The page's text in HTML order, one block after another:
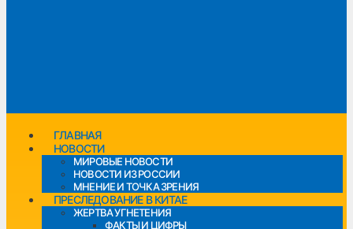
ГЛАВНАЯ
НОВОСТИ
МИРОВЫЕ НОВОСТИ
НОВОСТИ ИЗ РОССИИ
МНЕНИЕ И ТОЧКА ЗРЕНИЯ
ПРЕСЛЕДОВАНИЕ В КИТАЕ
ЖЕРТВА УГНЕТЕНИЯ
ФАКТЫ И ЦИФРЫ